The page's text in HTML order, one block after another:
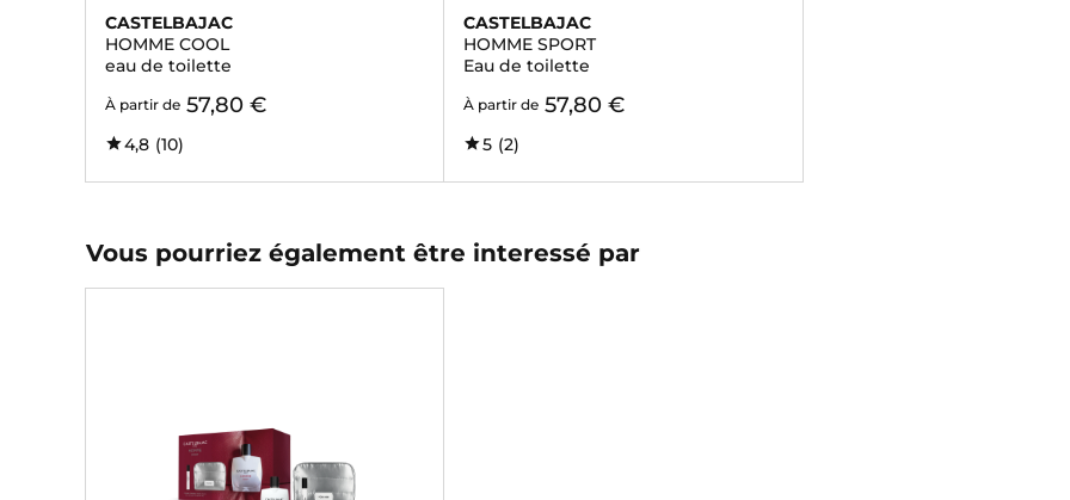
CASTELBAJAC
HOMME COOL
eau de toilette
À partir de 57,80 €
4,8 (10)
CASTELBAJAC
HOMME SPORT
Eau de toilette
À partir de 57,80 €
5 (2)
Vous pourriez également être interessé par